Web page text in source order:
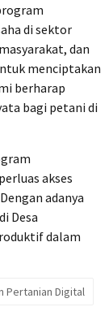
di sektor
dan
menciptakan
berharap
bagi petani di
akses
adanya
Desa
dalam
Pertanian Digital